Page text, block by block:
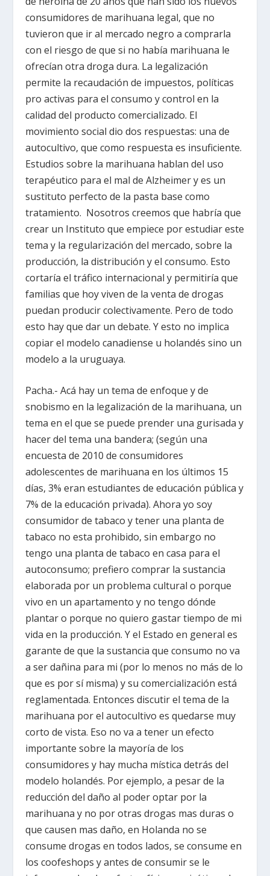
consumidores de marihuana legal, que no
tuvieron que ir al mercado negro a comprarla
con el riesgo de que si no había marihuana le
ofrecían otra droga dura. La legalización
permite la recaudación de impuestos, políticas
pro activas para el consumo y control en la
calidad del producto comercializado. El
movimiento social dio dos respuestas: una de
autocultivo, que como respuesta es insuficiente.
Estudios sobre la marihuana hablan del uso
terapéutico para el mal de Alzheimer y es un
sustituto perfecto de la pasta base como
tratamiento. Nosotros creemos que habría que
crear un Instituto que empiece por estudiar este
tema y la regularización del mercado, sobre la
producción, la distribución y el consumo. Esto
cortaría el tráfico internacional y permitiría que
familias que hoy viven de la venta de drogas
puedan producir colectivamente. Pero de todo
esto hay que dar un debate. Y esto no implica
copiar el modelo canadiense u holandés sino un
modelo a la uruguaya.
Pacha.- Acá hay un tema de enfoque y de
snobismo en la legalización de la marihuana, un
tema en el que se puede prender una gurisada y
hacer del tema una bandera; (según una
encuesta de 2010 de consumidores
adolescentes de marihuana en los últimos 15
días, 3% eran estudiantes de educación pública y
7% de la educación privada). Ahora yo soy
consumidor de tabaco y tener una planta de
tabaco no esta prohibido, sin embargo no
tengo una planta de tabaco en casa para el
autoconsumo; prefiero comprar la sustancia
elaborada por un problema cultural o porque
vivo en un apartamento y no tengo dónde
plantar o porque no quiero gastar tiempo de mi
vida en la producción. Y el Estado en general es
garante de que la sustancia que consumo no va
a ser dañina para mi (por lo menos no más de lo
que es por sí misma) y su comercialización está
reglamentada. Entonces discutir el tema de la
marihuana por el autocultivo es quedarse muy
corto de vista. Eso no va a tener un efecto
importante sobre la mayoría de los
consumidores y hay mucha mística detrás del
modelo holandés. Por ejemplo, a pesar de la
reducción del daño al poder optar por la
marihuana y no por otras drogas mas duras o
que causen mas daño, en Holanda no se
consume drogas en todos lados, se consume en
los coofeshops y antes de consumir se le